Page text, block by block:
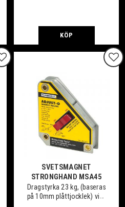
KÖP
Lägg till i favoriter
SVETSMAGNET
STRONGHAND MSA45
Dragstyrka 23 kg, (baseras
på 10mm plåttjocklek) vikt